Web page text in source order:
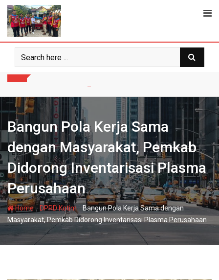
Skip
content
Bangun Pola Kerja Sama
dengan Masyarakat, Pemkab
Didorong Inventarisasi Plasma
Perusahaan
Home-DPRD Kotim
Bangun Pola Kerja Sama dengan
Masyarakat, Pemkab Didorong Inventarisasi Plasma Perusahaan